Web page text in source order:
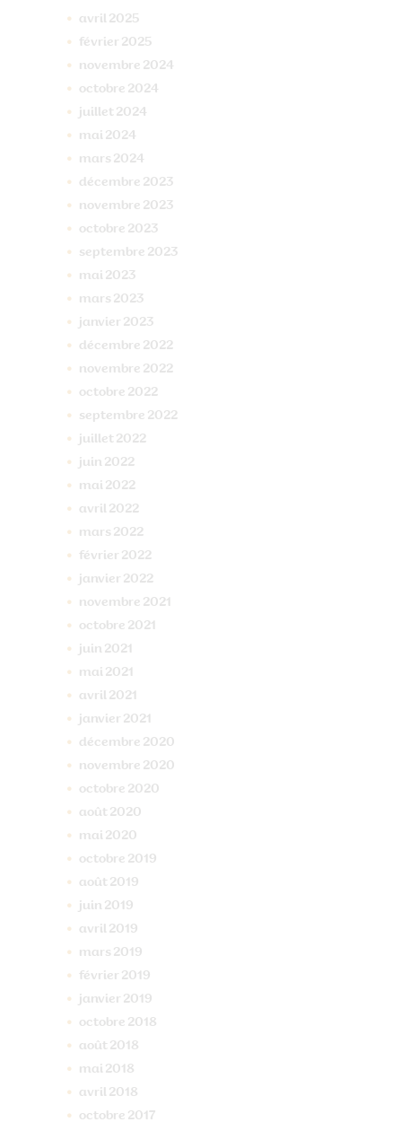
avril 2025
février 2025
novembre 2024
octobre 2024
juillet 2024
mai 2024
mars 2024
décembre 2023
novembre 2023
octobre 2023
septembre 2023
mai 2023
mars 2023
janvier 2023
décembre 2022
novembre 2022
octobre 2022
septembre 2022
juillet 2022
juin 2022
mai 2022
avril 2022
mars 2022
février 2022
janvier 2022
novembre 2021
octobre 2021
juin 2021
mai 2021
avril 2021
janvier 2021
décembre 2020
novembre 2020
octobre 2020
août 2020
mai 2020
octobre 2019
août 2019
juin 2019
avril 2019
mars 2019
février 2019
janvier 2019
octobre 2018
août 2018
mai 2018
avril 2018
octobre 2017